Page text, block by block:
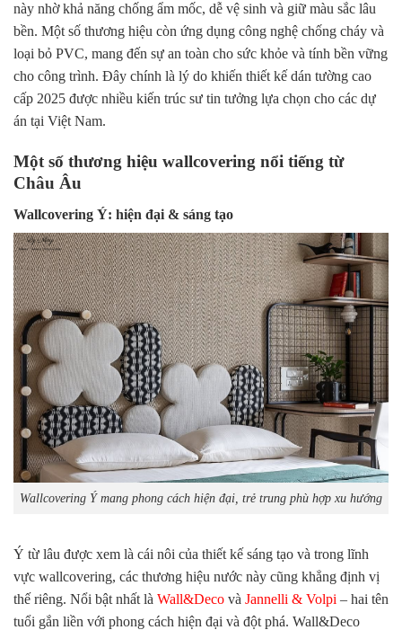
này nhờ khả năng chống ẩm mốc, dễ vệ sinh và giữ màu sắc lâu
bền. Một số thương hiệu còn ứng dụng công nghệ chống cháy và
loại bỏ PVC, mang đến sự an toàn cho sức khỏe và tính bền vững
cho công trình. Đây chính là lý do khiến thiết kế dán tường cao
cấp 2025 được nhiều kiến trúc sư tin tưởng lựa chọn cho các dự
án tại Việt Nam.
Một số thương hiệu wallcovering nổi tiếng từ
Châu Âu
Wallcovering Ý: hiện đại & sáng tạo
Wallcovering Ý mang phong cách hiện đại, trẻ trung phù hợp xu hướng
Ý từ lâu được xem là cái nôi của thiết kế sáng tạo và trong lĩnh
vực wallcovering, các thương hiệu nước này cũng khẳng định vị
thế riêng. Nổi bật nhất là Wall&Deco và Jannelli & Volpi – hai tên
tuổi gắn liền với phong cách hiện đại và đột phá. Wall&Deco